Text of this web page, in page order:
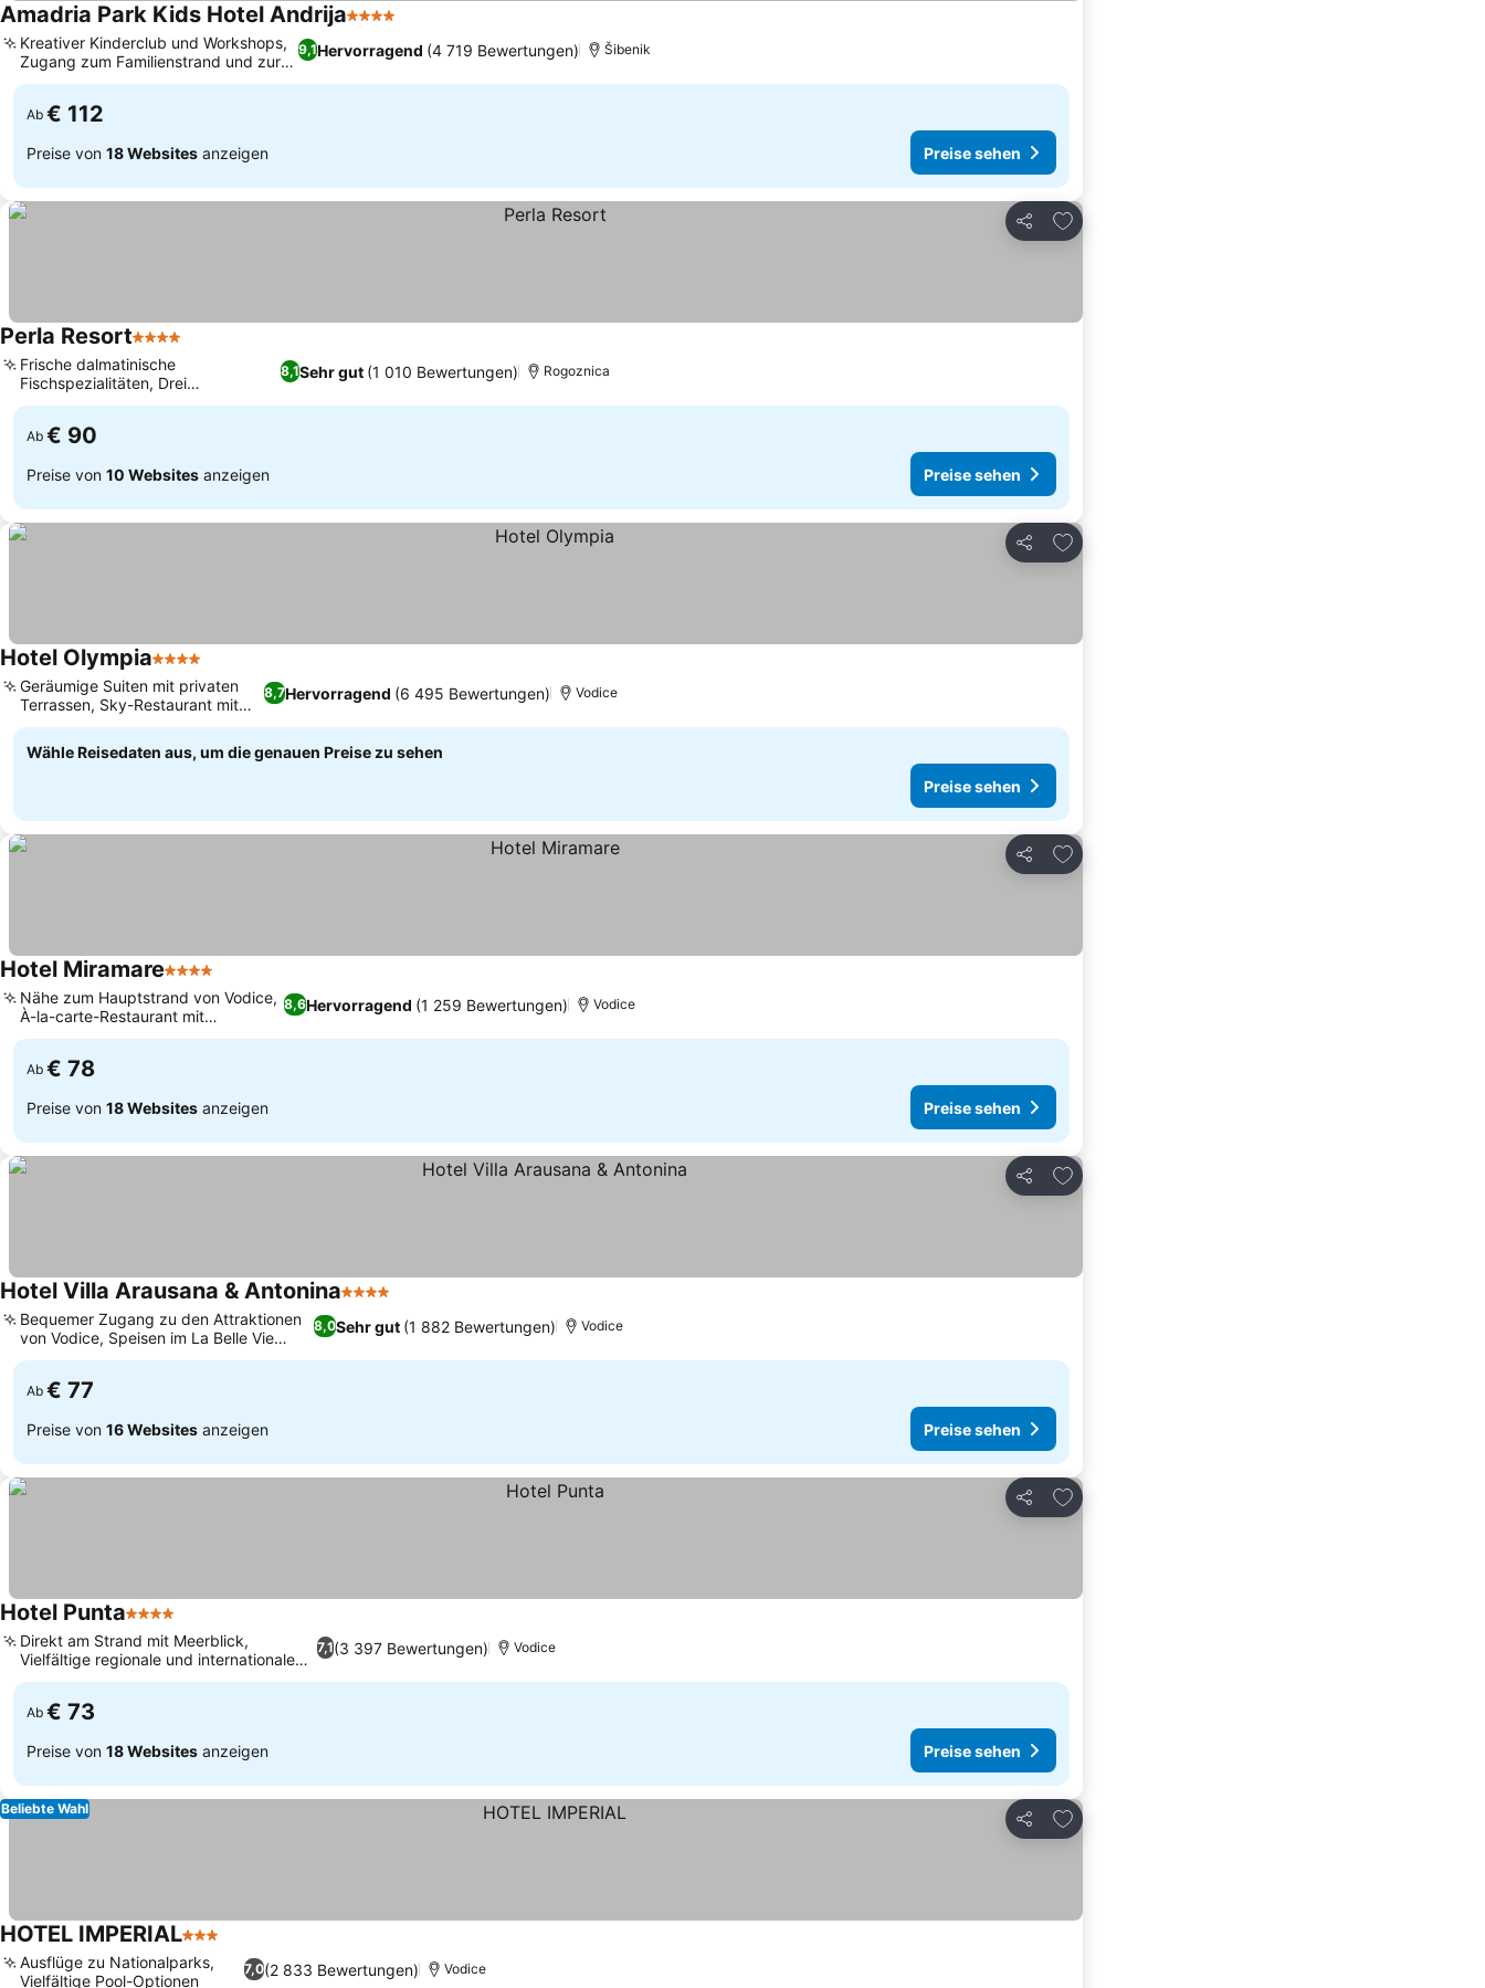
Amadria Park Kids Hotel Andrija4 Sterne
9,1Hervorragend (4 719 Bewertungen)
Kreativer Kinderclub und Workshops,
Zugang zum Familienstrand und zur
Promenade
Šibenik
Ab € 112
Preise von 18 Websites anzeigen Preise sehen
Teilen
Zu Favoriten hinzufügen
Perla Resort4 Sterne
8,1Sehr gut (1 010 Bewertungen)
Frische dalmatinische
Fischspezialitäten, Drei
verschiedene Außenpools
Rogoznica
Ab € 90
Preise von 10 Websites anzeigen Preise sehen
Teilen
Zu Favoriten hinzufügen
Hotel Olympia4 Sterne
8,7Hervorragend (6 495 Bewertungen)
Geräumige Suiten mit privaten
Terrassen, Sky-Restaurant mit
Meerblick
Vodice
Wähle Reisedaten aus, um die genauen Preise zu sehen
Preise sehen
Teilen
Zu Favoriten hinzufügen
Hotel Miramare4 Sterne
8,6Hervorragend (1 259 Bewertungen)
Nähe zum Hauptstrand von Vodice,
À-la-carte-Restaurant mit
vielfältiger Küche
Vodice
Ab € 78
Preise von 18 Websites anzeigen Preise sehen
Teilen
Zu Favoriten hinzufügen
Hotel Villa Arausana & Antonina4 Sterne
8,0Sehr gut (1 882 Bewertungen)
Bequemer Zugang zu den Attraktionen
von Vodice, Speisen im La Belle Vie
Restaurant
Vodice
Ab € 77
Preise von 16 Websites anzeigen Preise sehen
Teilen
Zu Favoriten hinzufügen
Hotel Punta4 Sterne
7,1(3 397 Bewertungen)
Direkt am Strand mit Meerblick,
Vielfältige regionale und internationale
Küche
Vodice
Ab € 73
Preise von 18 Websites anzeigen Preise sehen
Teilen
Zu Favoriten hinzufügen
Beliebte Wahl
HOTEL IMPERIAL3 Sterne
7,0(2 833 Bewertungen)
Ausflüge zu Nationalparks,
Vielfältige Pool-Optionen
Vodice